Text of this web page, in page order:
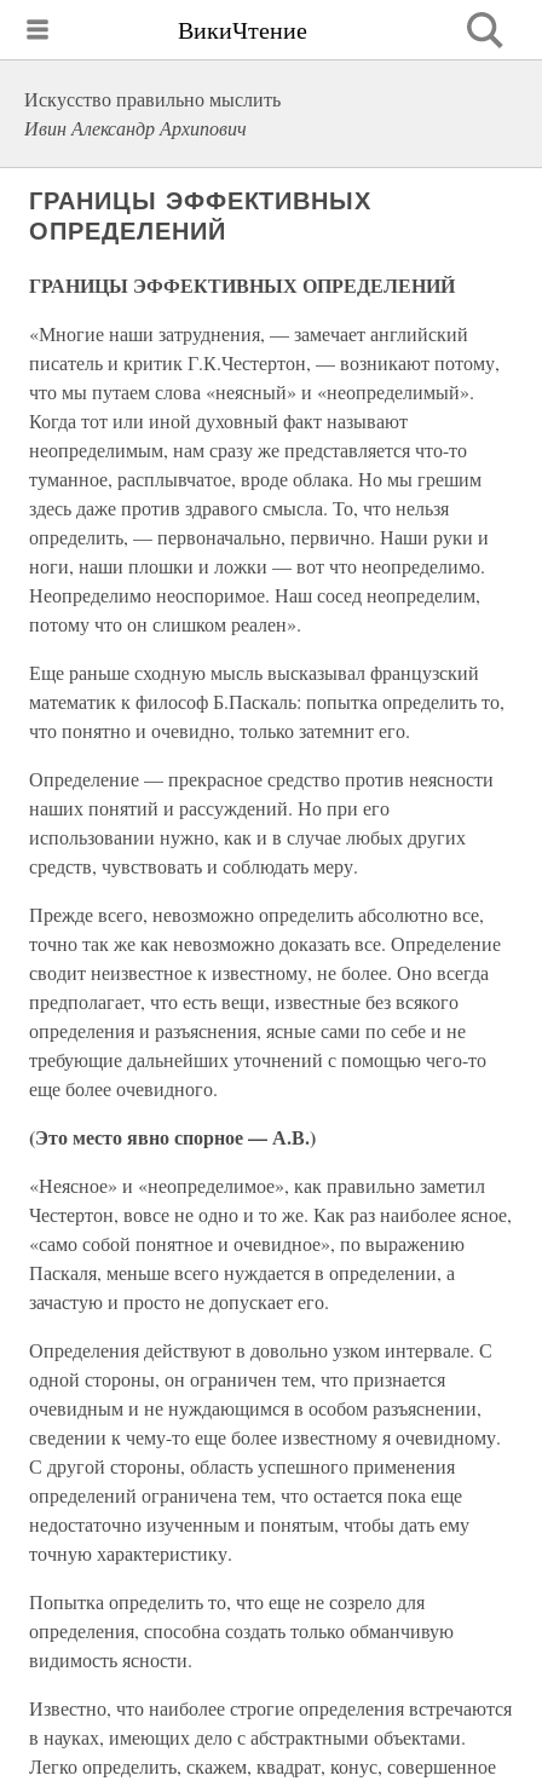
ВикиЧтение
Искусство правильно мыслить
Ивин Александр Архипович
ГРАНИЦЫ ЭФФЕКТИВНЫХ
ОПРЕДЕЛЕНИЙ
ГРАНИЦЫ ЭФФЕКТИВНЫХ ОПРЕДЕЛЕНИЙ
«Многие наши затруднения, — замечает английский
писатель и критик Г.К.Честертон, — возникают потому,
что мы путаем слова «неясный» и «неопределимый».
Когда тот или иной духовный факт называют
неопределимым, нам сразу же представляется что-то
туманное, расплывчатое, вроде облака. Но мы грешим
здесь даже против здравого смысла. То, что нельзя
определить, — первоначально, первично. Наши руки и
ноги, наши плошки и ложки — вот что неопределимо.
Неопределимо неоспоримое. Наш сосед неопределим,
потому что он слишком реален».
Еще раньше сходную мысль высказывал французский
математик к философ Б.Паскаль: попытка определить то,
что понятно и очевидно, только затемнит его.
Определение — прекрасное средство против неясности
наших понятий и рассуждений. Но при его
использовании нужно, как и в случае любых других
средств, чувствовать и соблюдать меру.
Прежде всего, невозможно определить абсолютно все,
точно так же как невозможно доказать все. Определение
сводит неизвестное к известному, не более. Оно всегда
предполагает, что есть вещи, известные без всякого
определения и разъяснения, ясные сами по себе и не
требующие дальнейших уточнений с помощью чего-то
еще более очевидного.
(Это место явно спорное — А.В.)
«Неясное» и «неопределимое», как правильно заметил
Честертон, вовсе не одно и то же. Как раз наиболее ясное,
«само собой понятное и очевидное», по выражению
Паскаля, меньше всего нуждается в определении, а
зачастую и просто не допускает его.
Определения действуют в довольно узком интервале. С
одной стороны, он ограничен тем, что признается
очевидным и не нуждающимся в особом разъяснении,
сведении к чему-то еще более известному я очевидному.
С другой стороны, область успешного применения
определений ограничена тем, что остается пока еще
недостаточно изученным и понятым, чтобы дать ему
точную характеристику.
Попытка определить то, что еще не созрело для
определения, способна создать только обманчивую
видимость ясности.
Известно, что наиболее строгие определения встречаются
в науках, имеющих дело с абстрактными объектами.
Легко определить, скажем, квадрат, конус, совершенное